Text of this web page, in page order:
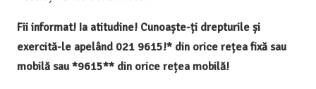
Fii informat! Ia atitudine! Cunoaște-ți drepturile și
exercită-le apelând 021 9615!* din orice rețea fixă sau
mobilă sau *9615** din orice rețea mobilă!